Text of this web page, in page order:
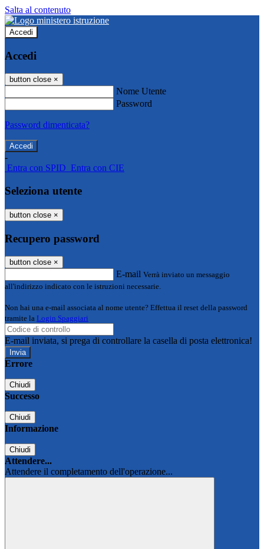
Salta al contenuto
Accedi
Accedi
button close ×
Nome Utente
Password
Password dimenticata?
-
Entra con SPID Entra con CIE
Seleziona utente
button close ×
Recupero password
button close ×
E-mail Verrà inviato un messaggio
all'indirizzo indicato con le istruzioni necessarie.
Non hai una e-mail associata al nome utente? Effettua il reset della password
tramite la Login Spaggiari
E-mail inviata, si prega di controllare la casella di posta elettronica!
Errore
Chiudi
Successo
Chiudi
Informazione
Chiudi
Attendere...
Attendere il completamento dell'operazione...